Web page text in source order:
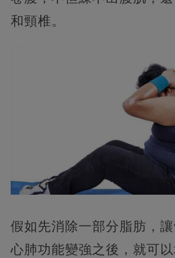
和頸椎。
假如先消除一部分脂肪，讓
心肺功能變強之後，就可